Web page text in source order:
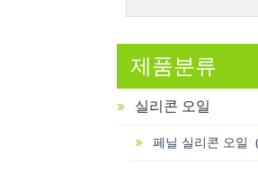
제품분류
실리콘 오일
페닐 실리콘 오일